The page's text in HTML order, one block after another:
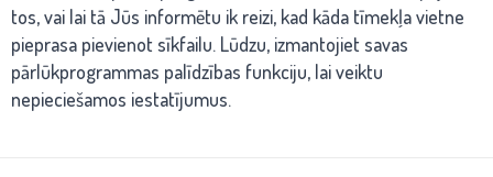
tos, vai lai tā Jūs informētu ik reizi, kad kāda tīmekļa vietne
pieprasa pievienot sīkfailu. Lūdzu, izmantojiet savas
pārlūkprogrammas palīdzības funkciju, lai veiktu
nepieciešamos iestatījumus.